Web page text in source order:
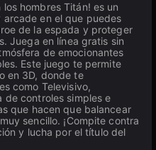
los hombres Titán! es un
en el que puedes
de la espada y proteger
Juega en línea gratis sin
de emocionantes
Este juego te permite
en 3D, donde te
como Televisivo,
de controles simples e
que hacen que balancear
sencillo. ¡Compite contra
y lucha por el título del